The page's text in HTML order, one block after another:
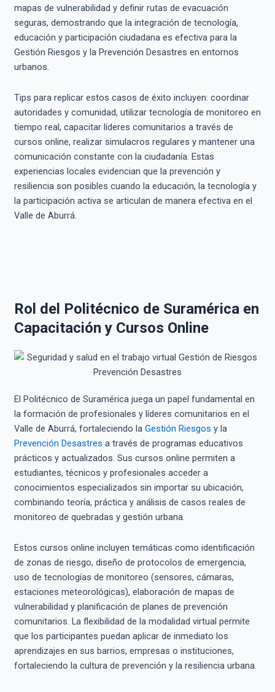
mapas de vulnerabilidad y definir rutas de evacuación
seguras, demostrando que la integración de tecnología,
educación y participación ciudadana es efectiva para la
Gestión Riesgos y la Prevención Desastres en entornos
urbanos.
Tips para replicar estos casos de éxito incluyen: coordinar
autoridades y comunidad, utilizar tecnología de monitoreo en
tiempo real, capacitar líderes comunitarios a través de
cursos online, realizar simulacros regulares y mantener una
comunicación constante con la ciudadanía. Estas
experiencias locales evidencian que la prevención y
resiliencia son posibles cuando la educación, la tecnología y
la participación activa se articulan de manera efectiva en el
Valle de Aburrá.
Rol del Politécnico de Suramérica en
Capacitación y Cursos Online
El Politécnico de Suramérica juega un papel fundamental en
la formación de profesionales y líderes comunitarios en el
Valle de Aburrá, fortaleciendo la Gestión Riesgos y la
Prevención Desastres a través de programas educativos
prácticos y actualizados. Sus cursos online permiten a
estudiantes, técnicos y profesionales acceder a
conocimientos especializados sin importar su ubicación,
combinando teoría, práctica y análisis de casos reales de
monitoreo de quebradas y gestión urbana.
Estos cursos online incluyen temáticas como identificación
de zonas de riesgo, diseño de protocolos de emergencia,
uso de tecnologías de monitoreo (sensores, cámaras,
estaciones meteorológicas), elaboración de mapas de
vulnerabilidad y planificación de planes de prevención
comunitarios. La flexibilidad de la modalidad virtual permite
que los participantes puedan aplicar de inmediato los
aprendizajes en sus barrios, empresas o instituciones,
fortaleciendo la cultura de prevención y la resiliencia urbana.